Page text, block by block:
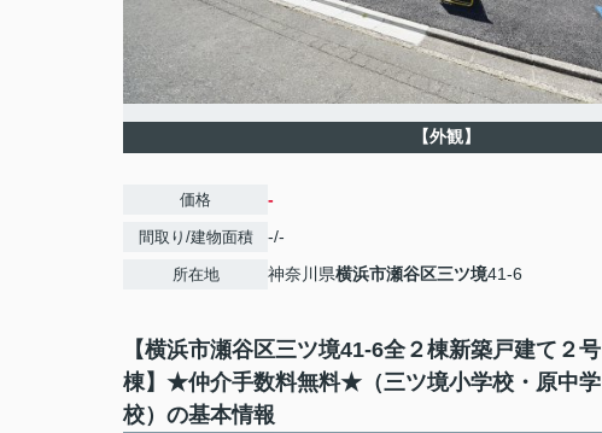
【外観】
価格 -
間取り/建物面積 -/-
所在地 神奈川県横浜市瀬谷区三ツ境41-6
【横浜市瀬谷区三ツ境41-6全２棟新築戸建て２号
棟】★仲介手数料無料★（三ツ境小学校・原中学
校）の基本情報